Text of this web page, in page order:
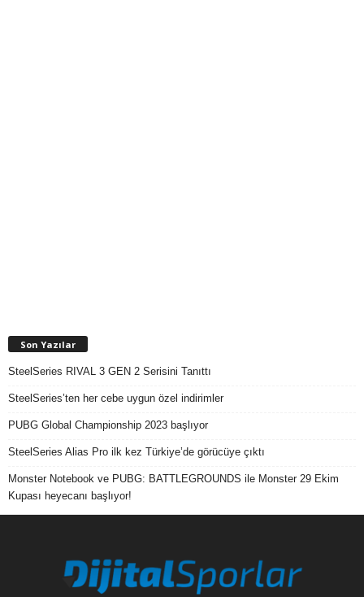
Son Yazılar
SteelSeries RIVAL 3 GEN 2 Serisini Tanıttı
SteelSeries’ten her cebe uygun özel indirimler
PUBG Global Championship 2023 başlıyor
SteelSeries Alias Pro ilk kez Türkiye’de görücüye çıktı
Monster Notebook ve PUBG: BATTLEGROUNDS ile Monster 29 Ekim
Kupası heyecanı başlıyor!